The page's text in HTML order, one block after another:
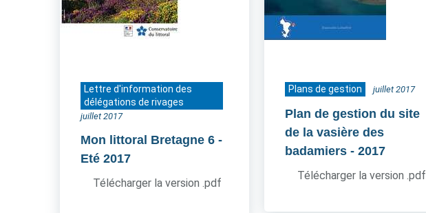
Lettre d'information des
délégations de rivages
juillet 2017
Mon littoral Bretagne 6 -
Eté 2017
Télécharger la version .pdf
Plans de gestion juillet 2017
Plan de gestion du site
de la vasière des
badamiers - 2017
Télécharger la version .pdf